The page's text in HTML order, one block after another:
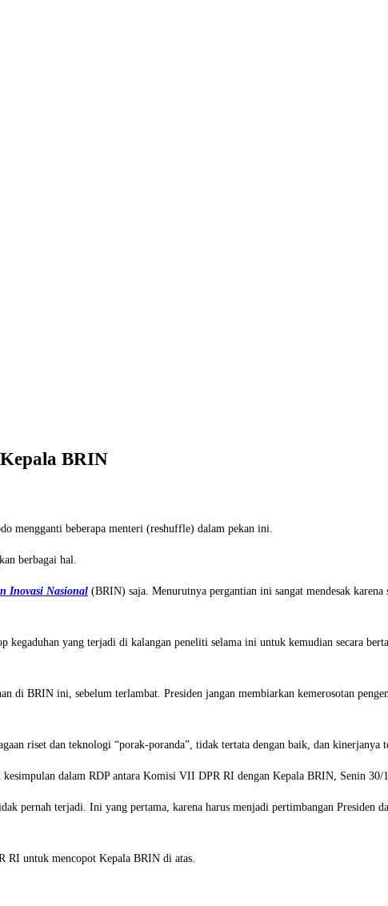
BRIN
mengganti beberapa menteri (reshuffle) dalam pekan ini.
berbagai hal.
Inovasi Nasional (BRIN) saja. Menurutnya pergantian ini sangat mendesak karena
yang terjadi di kalangan peneliti selama ini untuk kemudian secara
di BRIN ini, sebelum terlambat. Presiden jangan membiarkan kemerosotan
riset dan teknologi “porak-poranda”, tidak tertata dengan baik, dan kinerjanya
dalam RDP antara Komisi VII DPR RI dengan Kepala BRIN, Senin 30/
pernah terjadi. Ini yang pertama, karena harus menjadi pertimbangan Presiden
RI untuk mencopot Kepala BRIN di atas.